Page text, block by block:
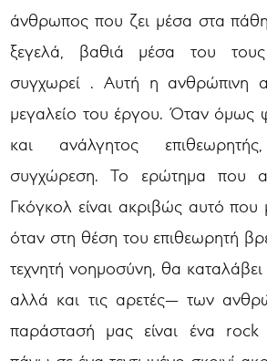
άνθρωπος που ζει μέσα στα
ξεγελά, βαθιά μέσα του
συγχωρεί . Αυτή η ανθρώπινη
μεγαλείο του έργου. Όταν όμως
και ανάλγητος
συγχώρεση. Το ερώτημα που
Γκόγκολ είναι ακριβώς αυτό που
όταν στη θέση του επιθεωρητή
τεχνητή νοημοσύνη, θα
αλλά και τις αρετές— των
παράστασή μας είναι ένα rock